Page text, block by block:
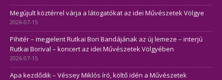
Megújult köztérrel várja a látogatókat az idei Művészetek Völgye
2026-07-15
Pihitér – megjelent Rutkai Bori Bandájának az új lemeze – interjú
Rutkai Borival – koncert az idei Művészetek Völgyében
2026-07-15
Apa kezdődik – Véssey Miklós író, költő idén a Művészetek